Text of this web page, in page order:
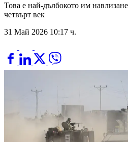
Това е най-дълбокото им
четвърт век
31 Май 2026 10:17 ч.